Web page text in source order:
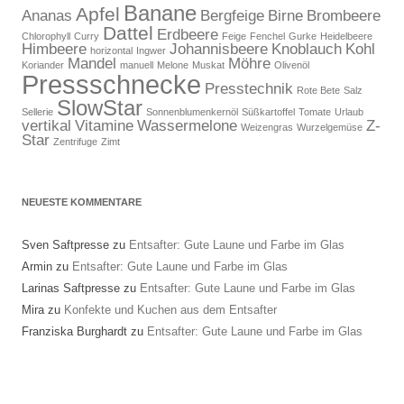
Ananas Apfel Banane Bergfeige Birne Brombeere
Chlorophyll Curry Dattel Erdbeere Feige Fenchel Gurke Heidelbeere
Himbeere horizontal Ingwer Johannisbeere Knoblauch Kohl
Koriander Mandel manuell Melone Muskat Möhre Olivenöl
Pressschnecke Presstechnik Rote Bete Salz
Sellerie SlowStar Sonnenblumenkernöl Süßkartoffel Tomate Urlaub
vertikal Vitamine Wassermelone Weizengras Wurzelgemüse Z-
Star Zentrifuge Zimt
NEUESTE KOMMENTARE
Sven Saftpresse zu Entsafter: Gute Laune und Farbe im Glas
Armin zu Entsafter: Gute Laune und Farbe im Glas
Larinas Saftpresse zu Entsafter: Gute Laune und Farbe im Glas
Mirazu Konfekte und Kuchen aus dem Entsafter
Franziska Burghardt zu Entsafter: Gute Laune und Farbe im Glas